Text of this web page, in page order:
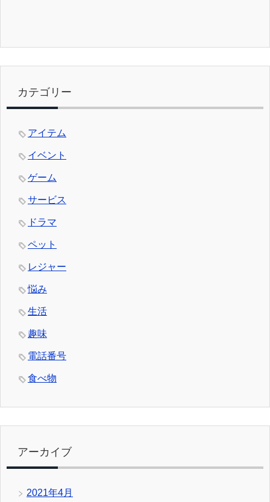
カテゴリー
アイテム
イベント
ゲーム
サービス
ドラマ
ペット
レジャー
悩み
生活
趣味
電話番号
食べ物
アーカイブ
2021年4月